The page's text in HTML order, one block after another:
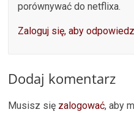
porównywać do netflixa.
Zaloguj się, aby
Dodaj komentarz
Musisz się zalogować, aby